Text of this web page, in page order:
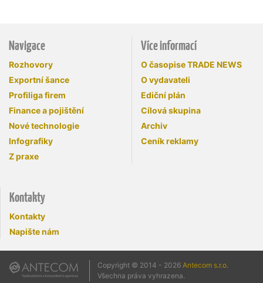
Navigace
Rozhovory
Exportní šance
Profiliga firem
Finance a pojištění
Nové technologie
Infografiky
Z praxe
Více informací
O časopise TRADE NEWS
O vydavateli
Ediční plán
Cílová skupina
Archiv
Ceník reklamy
Kontakty
Kontakty
Napište nám
Copyright © 2014 - 2026 Antecom s.r.o.
Všechna práva vyhrazena.